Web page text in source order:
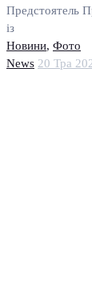
Предстоятель
із
Новини, Фото
News 20 Тра